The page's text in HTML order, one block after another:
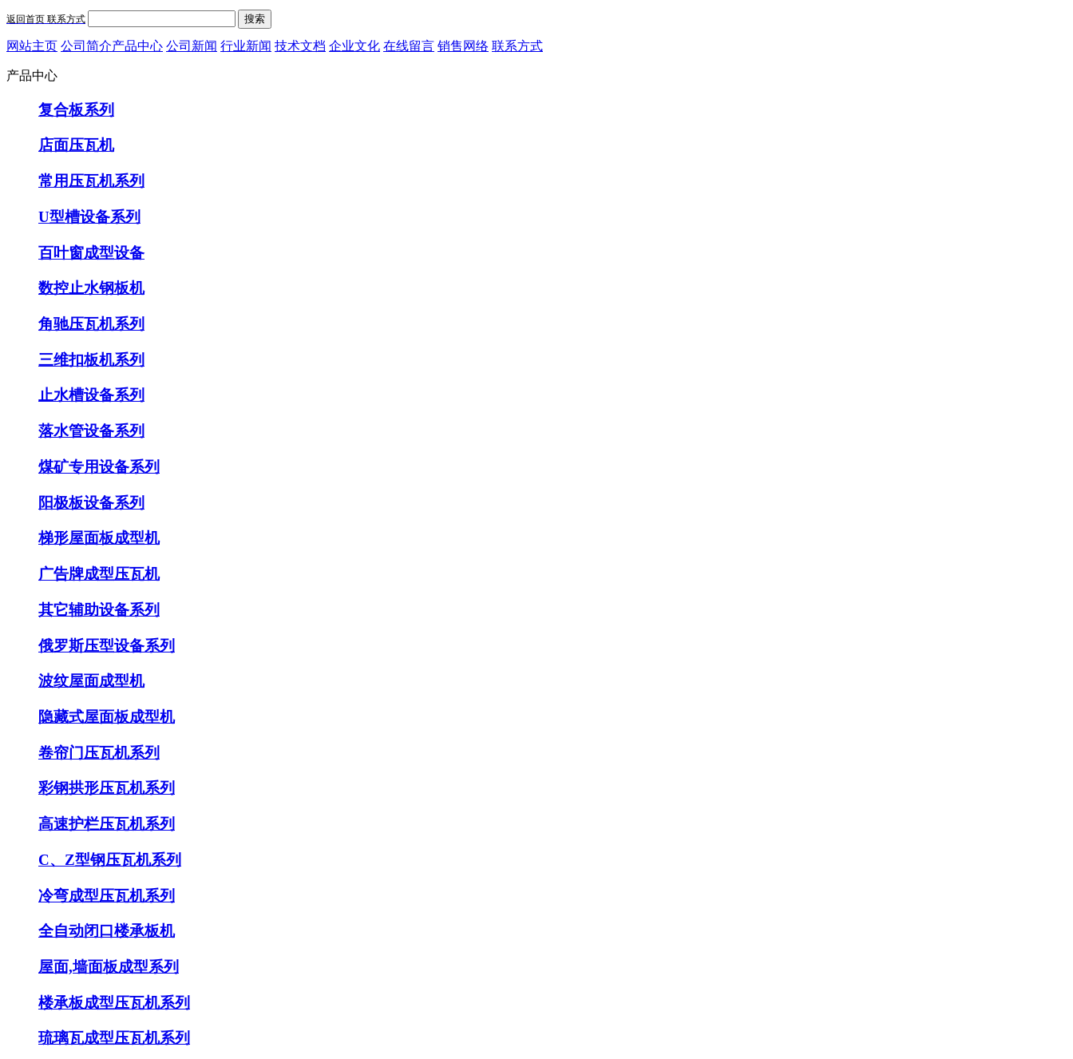
返回首页 联系方式 搜索
网站主页 公司简介产品中心 公司新闻 行业新闻 技术文档 企业文化 在线留言 销售网络 联系方式
产品中心
复合板系列
店面压瓦机
常用压瓦机系列
U型槽设备系列
百叶窗成型设备
数控止水钢板机
角驰压瓦机系列
三维扣板机系列
止水槽设备系列
落水管设备系列
煤矿专用设备系列
阳极板设备系列
梯形屋面板成型机
广告牌成型压瓦机
其它辅助设备系列
俄罗斯压型设备系列
波纹屋面成型机
隐藏式屋面板成型机
卷帘门压瓦机系列
彩钢拱形压瓦机系列
高速护栏压瓦机系列
C、Z型钢压瓦机系列
冷弯成型压瓦机系列
全自动闭口楼承板机
屋面,墙面板成型系列
楼承板成型压瓦机系列
琉璃瓦成型压瓦机系列